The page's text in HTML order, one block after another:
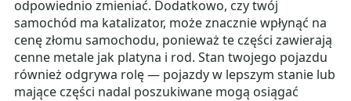
odpowiednio zmieniać. Dodatkowo, czy twój
samochód ma katalizator, może znacznie wpłynąć na
cenę złomu samochodu, ponieważ te części zawierają
cenne metale jak platyna i rod. Stan twojego pojazdu
również odgrywa rolę — pojazdy w lepszym stanie lub
mające części nadal poszukiwane mogą osiągać